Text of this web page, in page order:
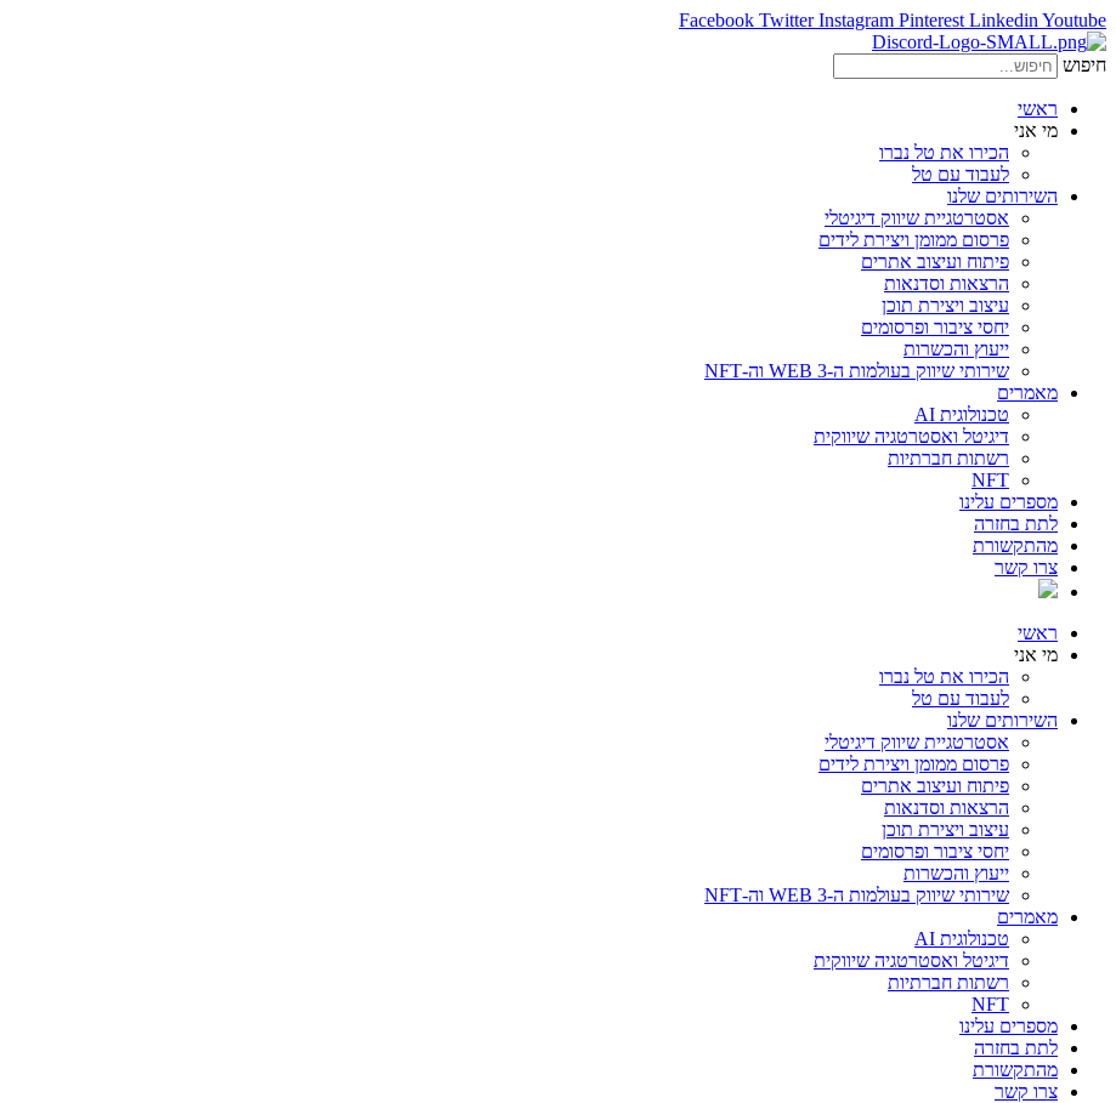
Facebook Twitter Instagram Pinterest Linkedin Youtube
חיפוש
ראשי
מי אני
הכירו את טל נברו
לעבוד עם טל
השירותים שלנו
אסטרטגיית שיווק דיגיטלי
פרסום ממומן ויצירת לידים
פיתוח ועיצוב אתרים
הרצאות וסדנאות
עיצוב ויצירת תוכן
יחסי ציבור ופרסומים
ייעוץ והכשרות
שירותי שיווק בעולמות ה-WEB 3 וה-NFT
מאמרים
טכנולוגית AI
דיגיטל ואסטרטגיה שיווקית
רשתות חברתיות
NFT
מספרים עלינו
לתת בחזרה
מהתקשורת
צרו קשר
ראשי
מי אני
הכירו את טל נברו
לעבוד עם טל
השירותים שלנו
אסטרטגיית שיווק דיגיטלי
פרסום ממומן ויצירת לידים
פיתוח ועיצוב אתרים
הרצאות וסדנאות
עיצוב ויצירת תוכן
יחסי ציבור ופרסומים
ייעוץ והכשרות
שירותי שיווק בעולמות ה-WEB 3 וה-NFT
מאמרים
טכנולוגית AI
דיגיטל ואסטרטגיה שיווקית
רשתות חברתיות
NFT
מספרים עלינו
לתת בחזרה
מהתקשורת
צרו קשר